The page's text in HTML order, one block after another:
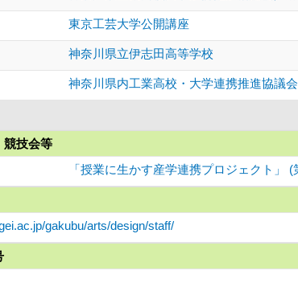
東京工芸大学公開講座
神奈川県立伊志田高等学校
神奈川県内工業高校・大学連携推進協議会
競技会等
「授業に生かす産学連携プロジェクト」
gakubu/arts/design/staff/